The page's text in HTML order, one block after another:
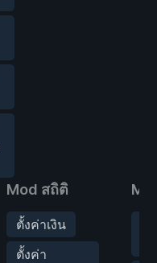
Mod สถิติ
ตั้งค่าเงิน
ตั้งค่า